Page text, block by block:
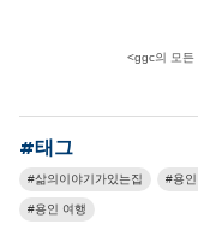
<ggc의 모든
#태그
삶의이야기가있는집 용
용인 여행